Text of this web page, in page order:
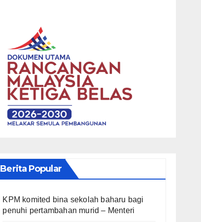
Berita Popular
KPM komited bina sekolah baharu bagi
penuhi pertambahan murid – Menteri